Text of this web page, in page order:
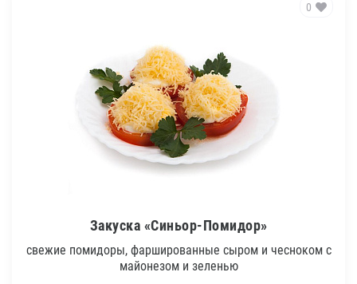
0
Закуска «Синьор-Помидор»
свежие помидоры, фаршированные сыром и чесноком с
майонезом и зеленью